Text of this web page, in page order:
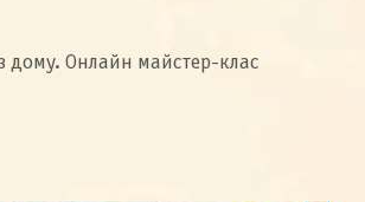
дому. Онлайн майстер-клас